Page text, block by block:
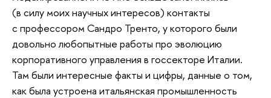
(в силу моих научных интересов) контакты
с профессором Сандро Тренто, у которого были
довольно любопытные работы про эволюцию
корпоративного управления в госсекторе Италии.
Там были интересные факты и цифры, данные о том,
как была устроена итальянская промышленность